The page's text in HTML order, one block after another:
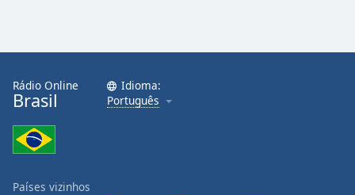
Rádio Online
Brasil
Idioma:
Português
Países vizinhos